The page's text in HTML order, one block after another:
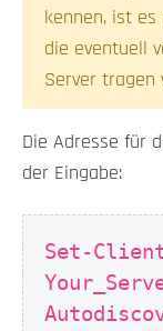
kennen, ist
die eventuell
Server tragen
Die Adresse für
der Eingabe:
Set-